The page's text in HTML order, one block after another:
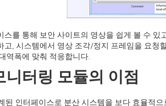
스를 통해 보안 사이트의 영상을 쉽게 볼 수
고, 시스템에서 영상 조각/정지 프레임을 요청
역폭에 맞춰 적응합니다.
니터링 모듈의 이점
된 인터페이스로 분산 시스템을 보다 효율적으